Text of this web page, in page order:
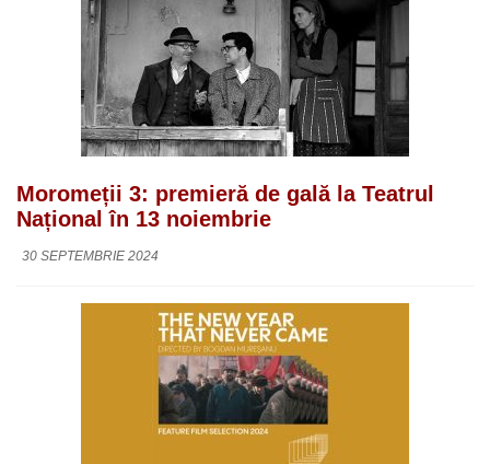
Moromeții 3: premieră de gală la Teatrul
Național în 13 noiembrie
30 SEPTEMBRIE 2024